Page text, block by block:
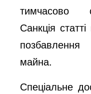
тимчасово
Санкція
майна.
Спеціальне